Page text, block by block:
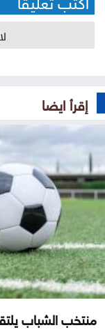
إقرأ ايضا
منتخب الشباب